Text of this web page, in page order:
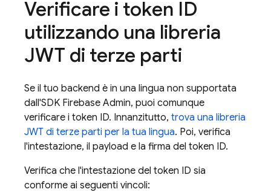
Verificare i token ID
utilizzando una libreria
JWT di terze parti
Se il tuo backend è in una lingua non supportata
dall'SDK Firebase Admin, puoi comunque
verificare i token ID. Innanzitutto, trova una libreria
JWT di terze parti per la tua lingua. Poi, verifica
l'intestazione, il payload e la firma del token ID.
Verifica che l'intestazione del token ID sia
conforme ai seguenti vincoli: